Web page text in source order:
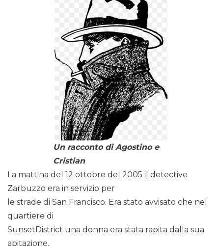
Un racconto di Agostino e
Cristian
La mattina del 12 ottobre del 2005 il detective
Zarbuzzo era in servizio per
le strade di San Francisco. Era stato avvisato che nel
quartiere di
SunsetDistrict una donna era stata rapita dalla sua
abitazione.